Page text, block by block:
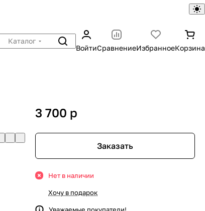
Каталог
ВойтиСравнениеИзбранноеКорзина
3 700 p
Заказать
Нет в наличии
Хочу в подарок